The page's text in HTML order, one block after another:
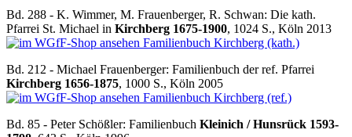
Bd. 288 - K. Wimmer, M. Frauenberger, R. Schwan: Die kath.
Pfarrei St. Michael in Kirchberg 1675-1900, 1024 S., Köln 2013
Familienbuch Kirchberg (kath.)
Bd. 212 - Michael Frauenberger: Familienbuch der ref. Pfarrei
Kirchberg 1656-1875, 1000 S., Köln 2005
Familienbuch Kirchberg (ref.)
Bd. 85 - Peter Schößler: Familienbuch Kleinich / Hunsrück 1593-